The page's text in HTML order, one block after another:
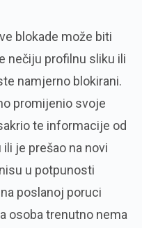
blokade može biti
nečiju profilnu sliku ili
namjerno blokirani.
promijenio svoje
te informacije od
je prešao na novi
u potpunosti
poslanoj poruci
osoba trenutno nema